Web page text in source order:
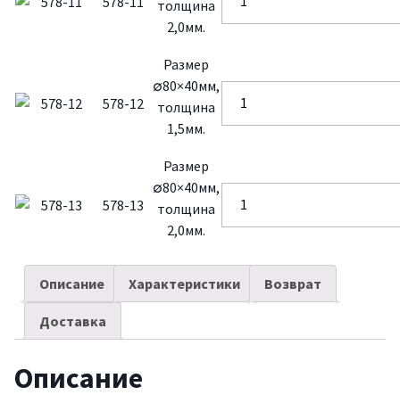
толщина
2,0мм.
578-12
Размер
∅80×40мм,
толщина
1,5мм.
578-13
Размер
∅80×40мм,
толщина
2,0мм.
Описание Характеристики Возврат
Доставка
Описание